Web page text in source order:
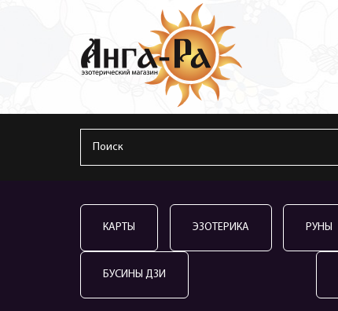
КАРТЫ ЭЗОТЕРИКА РУНЫ
БУСИНЫ ДЗИ